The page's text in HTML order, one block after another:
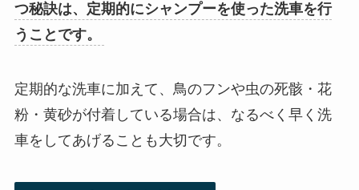
つ秘訣は、定期的にシャンプーを使った洗車を行
うことです。
定期的な洗車に加えて、鳥のフンや虫の死骸・花
粉・黄砂が付着している場合は、なるべく早く洗
車をしてあげることも大切です。